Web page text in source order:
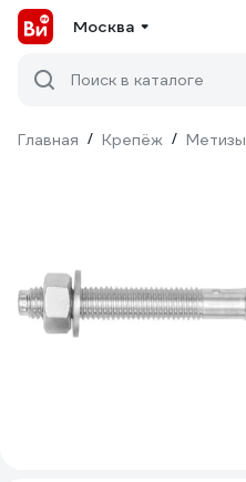
Москва
Поиск в каталоге
Главная / Крепёж / Метизы